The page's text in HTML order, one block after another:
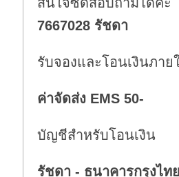
7667028 รัชดา
รับจองและโอนเงินภาย
ค่าจัดส่ง EMS 50-
บัญชีสำหรับโอนเงิน
รัชดา - ธนาคารกรุงไท